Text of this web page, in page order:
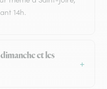
14h.
et les